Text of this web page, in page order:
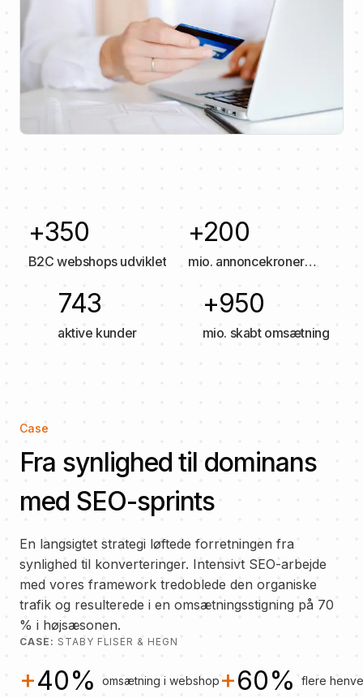
+350
B2C webshops udviklet
+200
mio. annoncekroner
743
aktive kunder
+950
mio. skabt omsætning
Case
Fra synlighed til dominans
med SEO-sprints
En langsigtet strategi løftede forretningen fra
synlighed til konverteringer. Intensivt SEO-arbejde
med vores framework tredoblede den organiske
trafik og resulterede i en omsætningsstigning på 70
% i højsæsonen.
CASE: STABY FLISER & HEGN
+40% omsætning i webshop +60% flere